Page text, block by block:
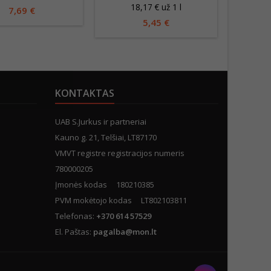
7,69 €
18,17 € už 1 l
5,45 €
KONTAKTAS
UAB S.Jurkus ir partneriai
Kauno g. 21, Telšiai, LT87170
VMVT registre registracijos numeris
780000205
Įmonės kodas 180210385
PVM mokėtojo kodas LT802103811
Telefonas: +370 614 57529
El. Paštas: pagalba@mon.lt